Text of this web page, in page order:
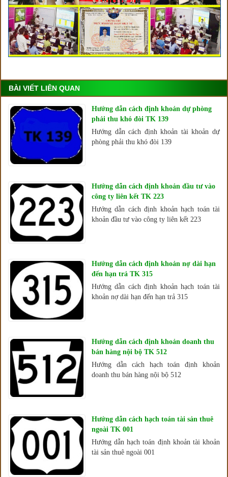
BÀI VIẾT LIÊN QUAN
Hướng dẫn cách định khoản dự phòng
phải thu khó đòi TK 139
Hướng dẫn cách định khoản tài khoản dự
phòng phải thu khó đòi 139
Hướng dẫn cách định khoản đầu tư vào
công ty liên kết TK 223
Hướng dẫn cách định khoản hạch toán tài
khoản đầu tư vào công ty liên kết 223
Hướng dẫn cách định khoản nợ dài hạn
đến hạn trả TK 315
Hướng dẫn cách định khoản hạch toán tài
khoản nợ dài hạn đến hạn trả 315
Hướng dẫn cách định khoản doanh thu
bán hàng nội bộ TK 512
Hướng dẫn cách hạch toán định khoản
doanh thu bán hàng nội bộ 512
Hướng dẫn cách hạch toán tài sản thuê
ngoài TK 001
Hướng dẫn hạch toán định khoản tài khoản
tài sản thuê ngoài 001